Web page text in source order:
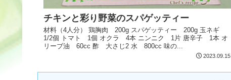
チキンと彩り野菜のスパゲッティー
材料（4人分） 鶏胸肉 200g スパゲッティー 200g 玉ネギ
1/2個 トマト 1個 オクラ 4本 ニンニク 1片 唐辛子 1本 オ
リーブ油 60cc 酢 大さじ2 水 800cc 味の...
2023.09.15